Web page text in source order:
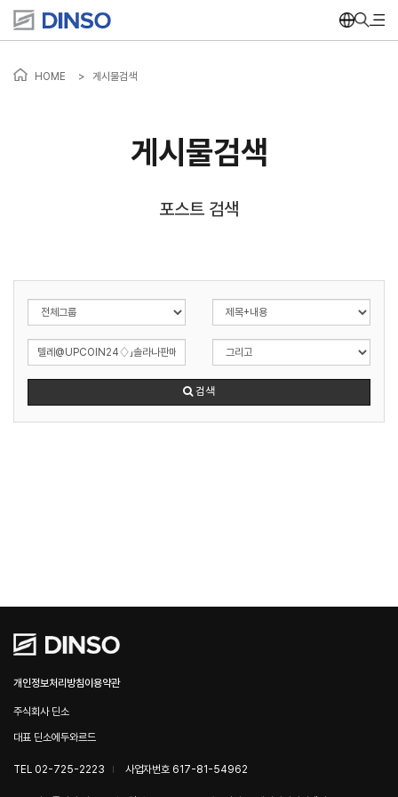
HOME > 게시물검색
게시물검색
포스트 검색
검색
개인정보처리방침이용약관
주식회사 딘소
대표 딘소에두와르드
TEL 02-725-2223 사업자번호 617-81-54962